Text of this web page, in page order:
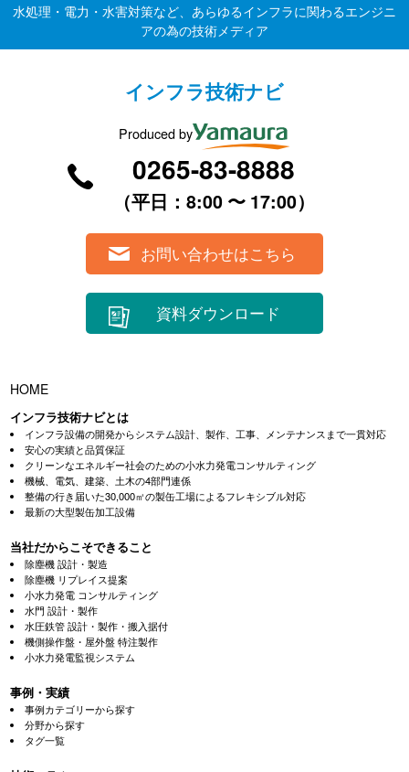
水処理・電力・水害対策など、あらゆるインフラに関わるエンジニ
アの為の技術メディア
インフラ技術ナビ
Produced by
0265-83-8888
（平⽇：8:00 〜 17:00）
お問い合わせはこちら
資料ダウンロード
HOME
インフラ技術ナビとは
インフラ設備の開発からシステム設計、製作、工事、メンテナンスまで一貫対応
安心の実績と品質保証
クリーンなエネルギー社会のための小水力発電コンサルティング
機械、電気、建築、土木の4部門連係
整備の行き届いた30,000㎡の製缶工場によるフレキシブル対応
最新の大型製缶加工設備
当社だからこそできること
除塵機 設計・製造
除塵機 リプレイス提案
小水力発電 コンサルティング
水門 設計・製作
水圧鉄管 設計・製作・搬入据付
機側操作盤・屋外盤 特注製作
小水力発電監視システム
事例・実績
事例カテゴリーから探す
分野から探す
タグ一覧